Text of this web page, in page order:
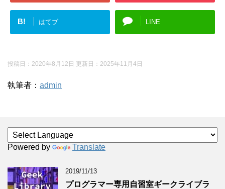
B! はてブ LINE
投稿日：2020年8月12日 更新日： 2025年11月4日
執筆者： admin
Powered by Translate
2019/11/13
プログラマー専用自習室ギークライブラ